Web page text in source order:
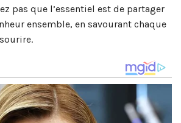
pas que l’essentiel est de partager
ensemble, en savourant chaque